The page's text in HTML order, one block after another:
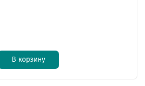
В корзину